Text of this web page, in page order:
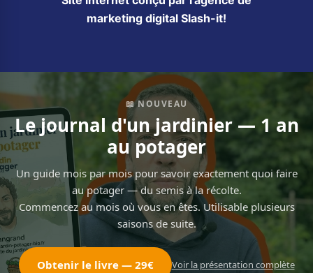
marketing digital Slash-it!
📖 NOUVEAU
Le journal d'un jardinier — 1 an
au potager
Un guide mois par mois pour savoir exactement quoi faire
au potager — du semis à la récolte.
Commencez au mois où vous en êtes. Utilisable plusieurs
saisons de suite.
Obtenir le livre — 29€ Voir la présentation complète